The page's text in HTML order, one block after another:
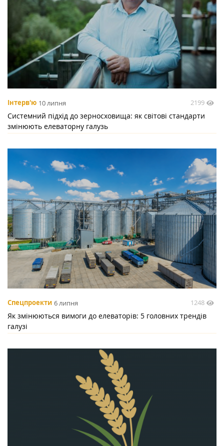
Інтерв'ю 10 липня 2199
Системний підхід до зерносховища: як світові стандарти
змінюють елеваторну галузь
Спецпроекти 6 липня 1248
Як змінюються вимоги до елеваторів: 5 головних трендів
галузі